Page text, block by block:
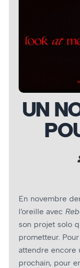
UN
En novembre
l’oreille avec
son projet solo
prometteur.
attendre encore
prochain, pour